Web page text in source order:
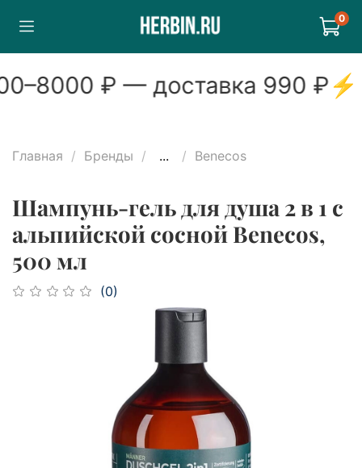
0
–8000₽ — доставка990₽⚡
Главная Бренды ... Benecos
Шампунь-гель для душа 2 в 1 с
альпийской сосной Benecos,
500 мл
(0)